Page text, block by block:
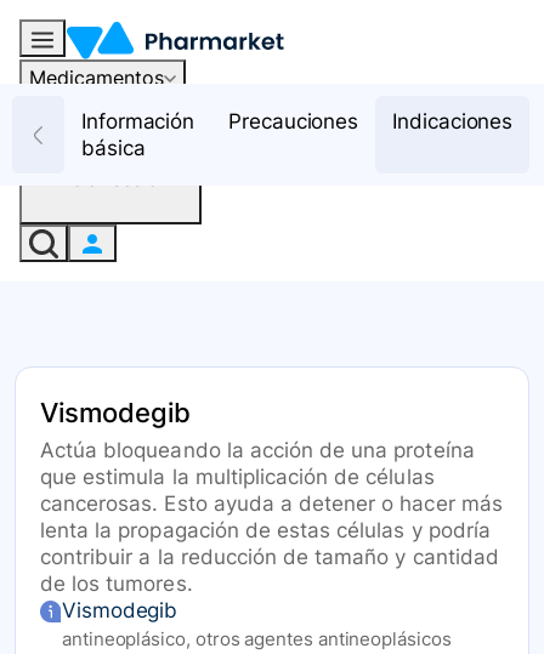
Medicamentos
RecursosInformación
básica
Precauciones Indicaciones
Vismodegib
Actúa bloqueando la acción de una proteína
que estimula la multiplicación de células
cancerosas. Esto ayuda a detener o hacer más
lenta la propagación de estas células y podría
contribuir a la reducción de tamaño y cantidad
de los tumores.
Vismodegib
antineoplásico, otros agentes antineoplásicos